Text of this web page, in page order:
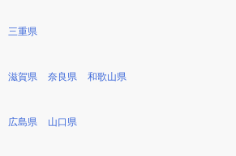
三重県
滋賀県 奈良県 和歌山県
広島県 山口県